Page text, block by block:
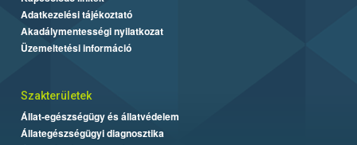
Adatkezelési tájékoztató
Akadálymentességi nyilatkozat
Üzemeltetési információ
Szakterületek
Állat-egészségügy és állatvédelem
Állategészségügyi diagnosztika